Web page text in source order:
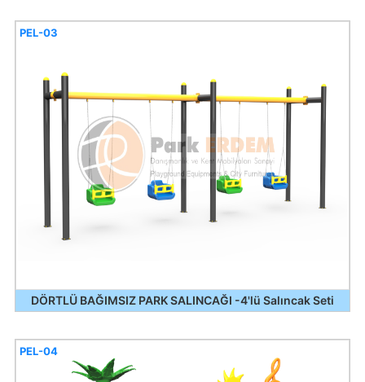
DÖRTLÜ BAĞIMSIZ PARK SALINCAĞI -4'lü Salıncak Seti
PEL-03
PEL-04